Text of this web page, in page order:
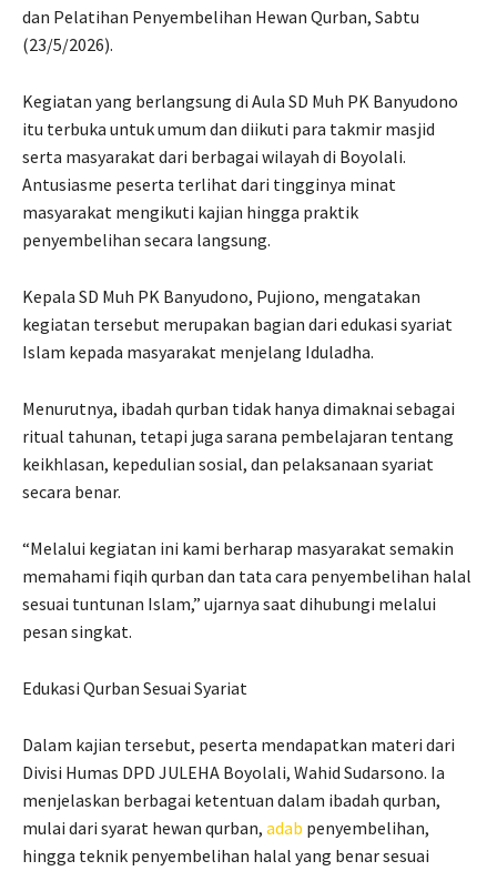
dan Pelatihan Penyembelihan Hewan Qurban, Sabtu
(23/5/2026).
Kegiatan yang berlangsung di Aula SD Muh PK Banyudono
itu terbuka untuk umum dan diikuti para takmir masjid
serta masyarakat dari berbagai wilayah di Boyolali.
Antusiasme peserta terlihat dari tingginya minat
masyarakat mengikuti kajian hingga praktik
penyembelihan secara langsung.
Kepala SD Muh PK Banyudono, Pujiono, mengatakan
kegiatan tersebut merupakan bagian dari edukasi syariat
Islam kepada masyarakat menjelang Iduladha.
Menurutnya, ibadah qurban tidak hanya dimaknai sebagai
ritual tahunan, tetapi juga sarana pembelajaran tentang
keikhlasan, kepedulian sosial, dan pelaksanaan syariat
secara benar.
“Melalui kegiatan ini kami berharap masyarakat semakin
memahami fiqih qurban dan tata cara penyembelihan halal
sesuai tuntunan Islam,” ujarnya saat dihubungi melalui
pesan singkat.
Edukasi Qurban Sesuai Syariat
Dalam kajian tersebut, peserta mendapatkan materi dari
Divisi Humas DPD JULEHA Boyolali, Wahid Sudarsono. Ia
menjelaskan berbagai ketentuan dalam ibadah qurban,
mulai dari syarat hewan qurban, adab penyembelihan,
hingga teknik penyembelihan halal yang benar sesuai